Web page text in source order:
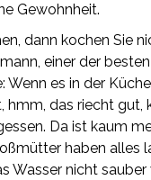
Gewohnheit.
dann kochen Sie
einer der
Wenn es in der
hmm, das riecht gut,
Da ist kaum
haben alles
Wasser nicht sauber